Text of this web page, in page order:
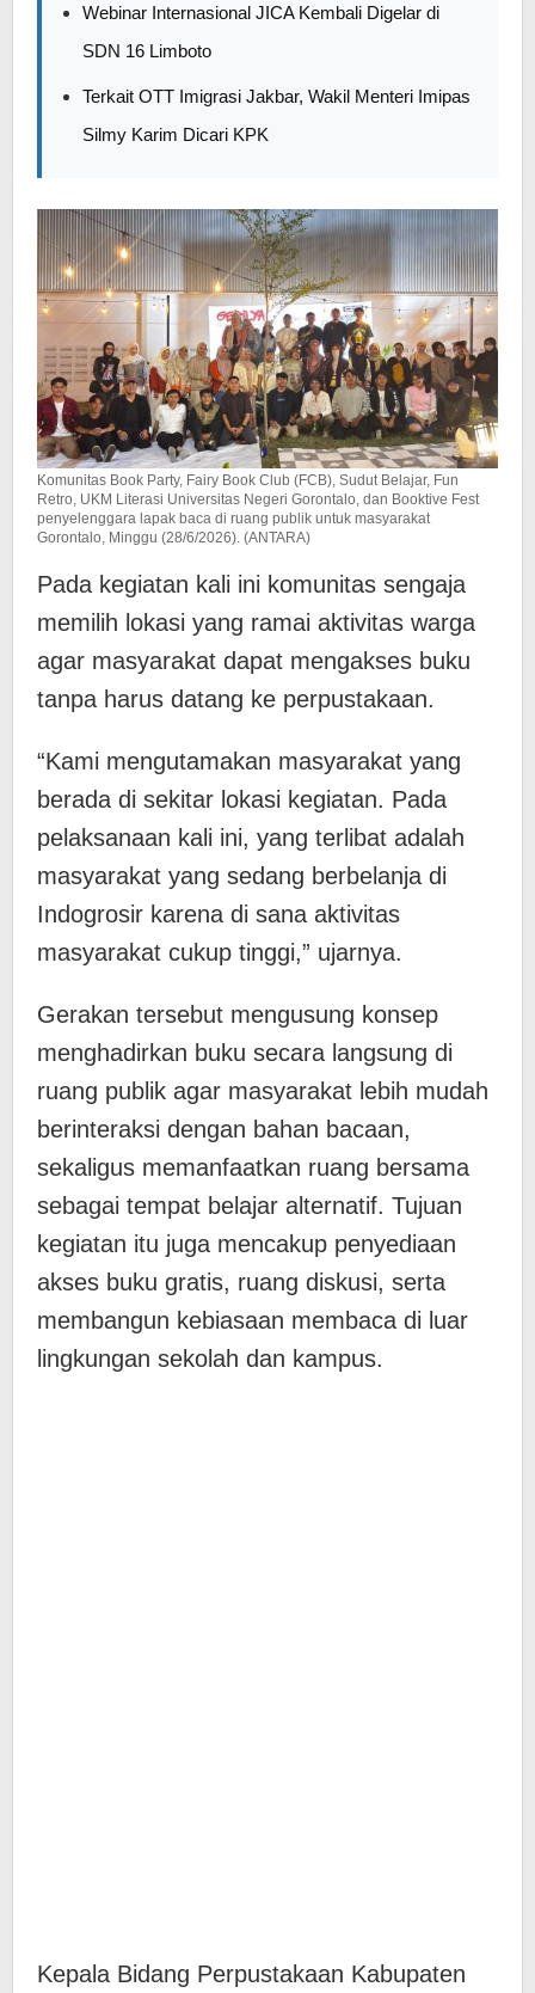
Webinar Internasional JICA Kembali Digelar di
SDN 16 Limboto
Terkait OTT Imigrasi Jakbar, Wakil Menteri Imipas
Silmy Karim Dicari KPK
Komunitas Book Party, Fairy Book Club (FCB), Sudut Belajar, Fun
Retro, UKM Literasi Universitas Negeri Gorontalo, dan Booktive Fest
penyelenggara lapak baca di ruang publik untuk masyarakat
Gorontalo, Minggu (28/6/2026). (ANTARA)
Pada kegiatan kali ini komunitas sengaja
memilih lokasi yang ramai aktivitas warga
agar masyarakat dapat mengakses buku
tanpa harus datang ke perpustakaan.
“Kami mengutamakan masyarakat yang
berada di sekitar lokasi kegiatan. Pada
pelaksanaan kali ini, yang terlibat adalah
masyarakat yang sedang berbelanja di
Indogrosir karena di sana aktivitas
masyarakat cukup tinggi,” ujarnya.
Gerakan tersebut mengusung konsep
menghadirkan buku secara langsung di
ruang publik agar masyarakat lebih mudah
berinteraksi dengan bahan bacaan,
sekaligus memanfaatkan ruang bersama
sebagai tempat belajar alternatif. Tujuan
kegiatan itu juga mencakup penyediaan
akses buku gratis, ruang diskusi, serta
membangun kebiasaan membaca di luar
lingkungan sekolah dan kampus.
Kepala Bidang Perpustakaan Kabupaten